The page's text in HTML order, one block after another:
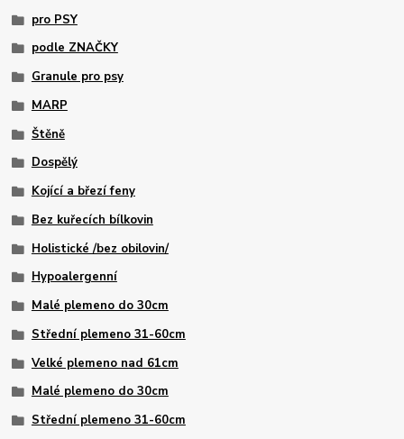
pro PSY
podle ZNAČKY
Granule pro psy
MARP
Štěně
Dospělý
Kojící a březí feny
Bez kuřecích bílkovin
Holistické /bez obilovin/
Hypoalergenní
Malé plemeno do 30cm
Střední plemeno 31-60cm
Velké plemeno nad 61cm
Malé plemeno do 30cm
Střední plemeno 31-60cm